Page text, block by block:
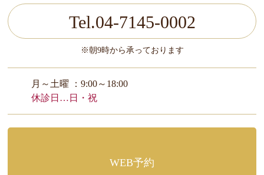
Tel.04-7145-0002
※朝9時から承っております
月～土曜 ：9:00～18:00
休診日…日・祝
WEB予約